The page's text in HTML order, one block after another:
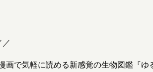
／
画で気軽に読める新感覚の生物図鑑『